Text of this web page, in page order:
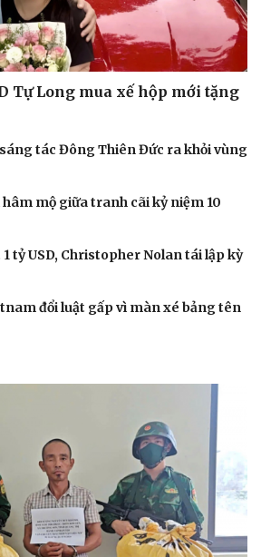
Tự Long mua xế hộp mới tặng
tác Đông Thiên Đức ra khỏi vùng
mộ giữa tranh cãi kỷ niệm 10
tỷ USD, Christopher Nolan tái lập kỳ
đổi luật gấp vì màn xé bảng tên